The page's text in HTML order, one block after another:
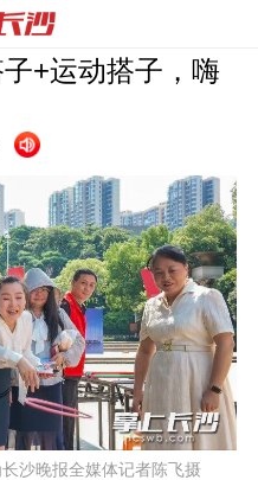
+运动搭子，嗨
沙晚报全媒体记者陈飞摄